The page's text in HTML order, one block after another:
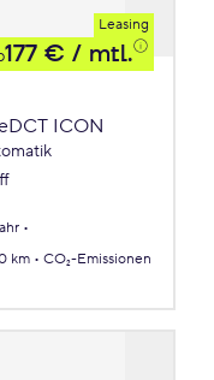
Leasing
177 € / mtl.
ICON
km
CO₂-Emissionen